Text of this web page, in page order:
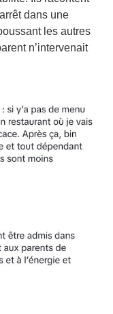
dans une
les autres
n’intervenait